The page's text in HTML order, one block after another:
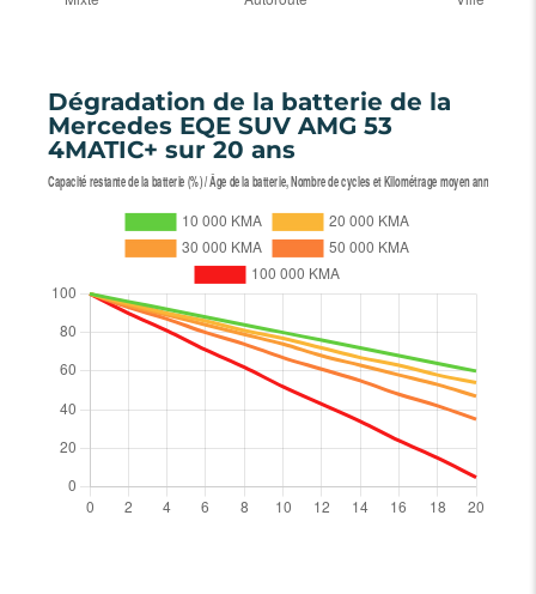
Dégradation de la batterie de la
Mercedes EQE SUV AMG 53
4MATIC+ sur 20 ans